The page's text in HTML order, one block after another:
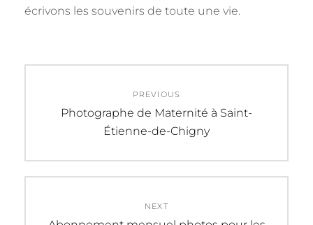
écrivons les souvenirs de toute une vie.
PREVIOUS
Previous
Photographe de Maternité à Saint-
Étienne-de-Chigny
NEXT